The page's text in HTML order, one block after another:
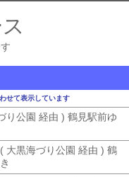
せて表示しています
り公園 経由 ) 鶴見駅前ゆ
( 大黒海づり公園 経由 ) 鶴